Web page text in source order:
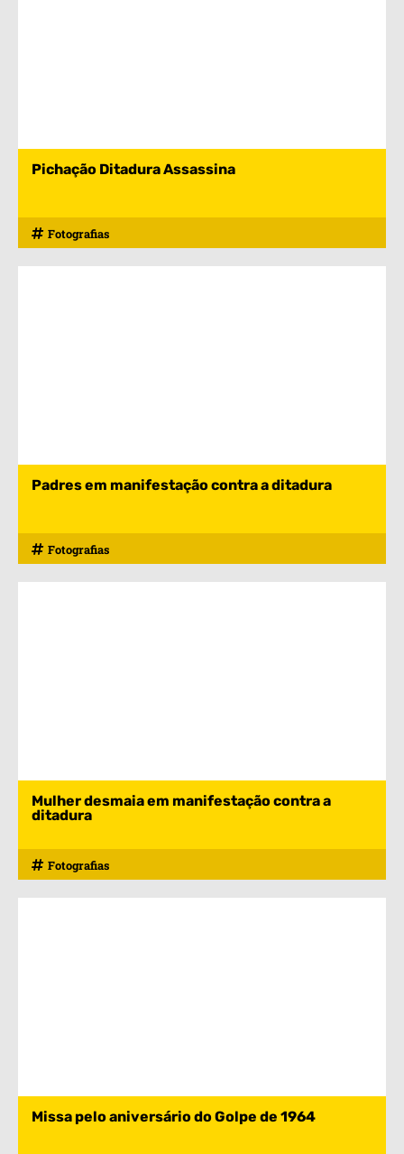
Pichação Ditadura Assassina
Fotografias
Padres em manifestação contra a ditadura
Fotografias
Mulher desmaia em manifestação contra a
ditadura
Fotografias
Missa pelo aniversário do Golpe de 1964